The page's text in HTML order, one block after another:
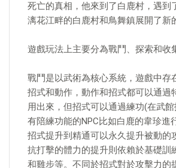
死亡的真相，他來到了白鹿村，遇到
漓花江畔的白鹿村和鳥舞鎮展開了新
遊戲玩法上主要分為戰鬥、探索和收
戰鬥是以武術為核心系統，遊戲中存
招式和動作，動作和招式都可以通過
用出來，但招式可以通過練功(在武
有陪練功能的NPC比如白鹿的韋珍進
招式提升到精通可以永久提升被動的
抗打擊的體力的提升則依賴於基礎訓
和雞步等。不同於招式對於攻擊力的